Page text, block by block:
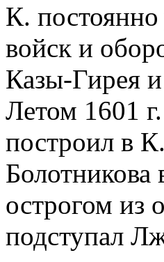
К. постоянно
войск и
Казы-Гирея
Летом 1601
построил в
Болотникова
острогом из
подступал